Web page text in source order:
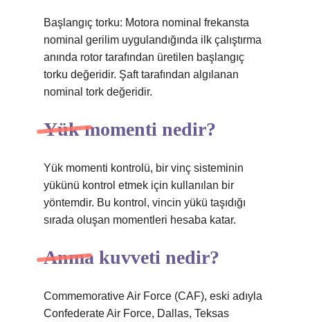
Başlangıç ​​torku: Motora nominal frekansta
nominal gerilim uygulandığında ilk çalıştırma
anında rotor tarafından üretilen başlangıç ​​
torku değeridir. Şaft tarafından algılanan
nominal tork değeridir.
Yük momenti nedir?
Yük momenti kontrolü, bir vinç sisteminin
yükünü kontrol etmek için kullanılan bir
yöntemdir. Bu kontrol, vincin yükü taşıdığı
sırada oluşan momentleri hesaba katar.
Anma kuvveti nedir?
Commemorative Air Force (CAF), eski adıyla
Confederate Air Force, Dallas, Teksas